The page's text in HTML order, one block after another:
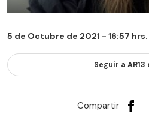
5 de Octubre de 2021 - 16:57 hrs.
Seguir a AR13
Compartir